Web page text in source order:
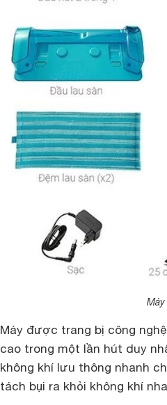
Máy được trang bị công
cao trong một lần hút duy
không khí lưu thông nhanh
tách bụi ra khỏi không khí